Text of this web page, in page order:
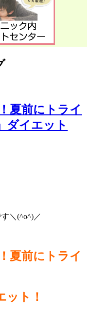
夏前にトライ
ダイエット
＼(^o^)／
夏前にトライ
ット！